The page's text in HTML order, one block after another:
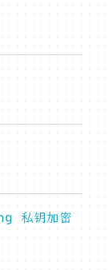
私钥加密